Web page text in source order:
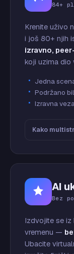
84+
Krenite uživo
i još 80+ njih
izravno,
koji uzima dio
Jedna
Podržano
Izravna
Kako
AI
Bez
Izdvojite se
vremenu —
Ubacite